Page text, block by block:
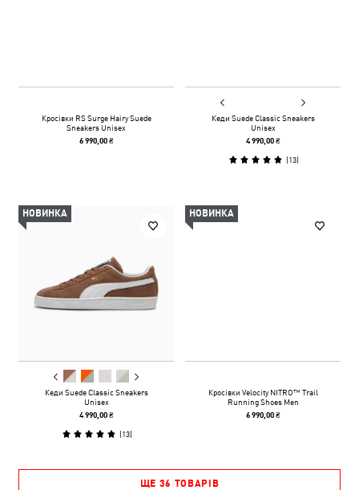
Кросівки RS Surge Hairy Suede
Sneakers Unisex
6 990,00 ₴
Кеди Suede Classic Sneakers
Unisex
4 990,00 ₴
(13)
НОВИНКА
Кеди Suede Classic Sneakers
Unisex
4 990,00 ₴
(13)
НОВИНКА
Кросівки Velocity NITRO™ Trail
Running Shoes Men
6 990,00 ₴
ЩЕ 36 ТОВАРІВ